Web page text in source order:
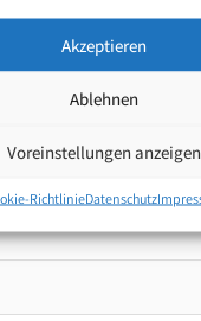
Akzeptieren
Ablehnen
Voreinstellungen anzeigen
RichtlinieDatenschutz